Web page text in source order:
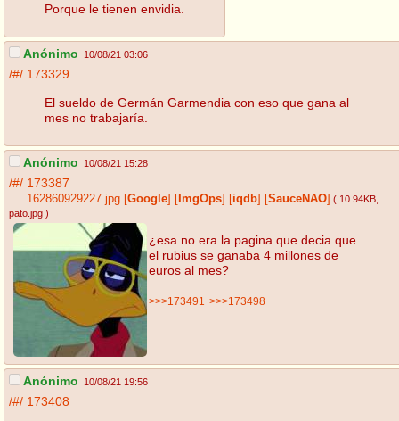
Porque le tienen envidia.
Anónimo 10/08/21 03:06
/#/ 173329
El sueldo de Germán Garmendia con eso que gana al
mes no trabajaría.
Anónimo 10/08/21 15:28
/#/ 173387
162860929227.jpg Google ImgOps iqdb SauceNAO ( 10.94KB
pato.jpg )
¿esa no era la pagina que decia que
el rubius se ganaba 4 millones de
euros al mes?
>>>173491 >>>173498
Anónimo 10/08/21 19:56
/#/ 173408